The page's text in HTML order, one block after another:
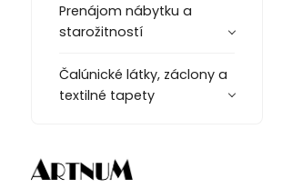
Prenájom nábytku a
starožitností
Čalúnické látky, záclony a
textilné tapety